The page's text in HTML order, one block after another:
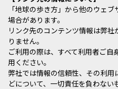
「地球の歩き方」から他のウェ
場合があります。
リンク先のコンテンツ情報は弊
りません。
ご利用の際は、すべて利用者ご
用ください。
弊社では情報の信頼性、その利用
どについて、一切責任を負わない